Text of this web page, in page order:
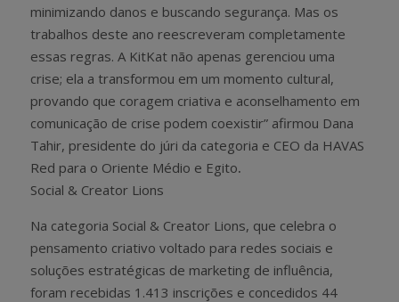
minimizando danos e buscando segurança. Mas os
trabalhos deste ano reescreveram completamente
essas regras. A KitKat não apenas gerenciou uma
crise; ela a transformou em um momento cultural,
provando que coragem criativa e aconselhamento em
comunicação de crise podem coexistir” afirmou Dana
Tahir, presidente do júri da categoria e CEO da HAVAS
Red para o Oriente Médio e Egito.
Social & Creator Lions
Na categoria Social & Creator Lions, que celebra o
pensamento criativo voltado para redes sociais e
soluções estratégicas de marketing de influência,
foram recebidas 1.413 inscrições e concedidos 44